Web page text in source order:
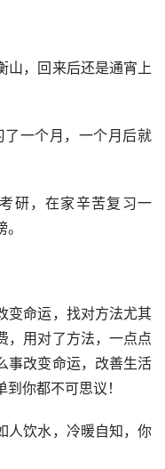
山，回来后还是通宵上
一个月，一个月后就
研，在家辛苦复习一
变命运，找对方法尤其
，用对了方法，一点点
事改变命运，改善生活
你都不可思议！
人饮水，冷暖自知，你